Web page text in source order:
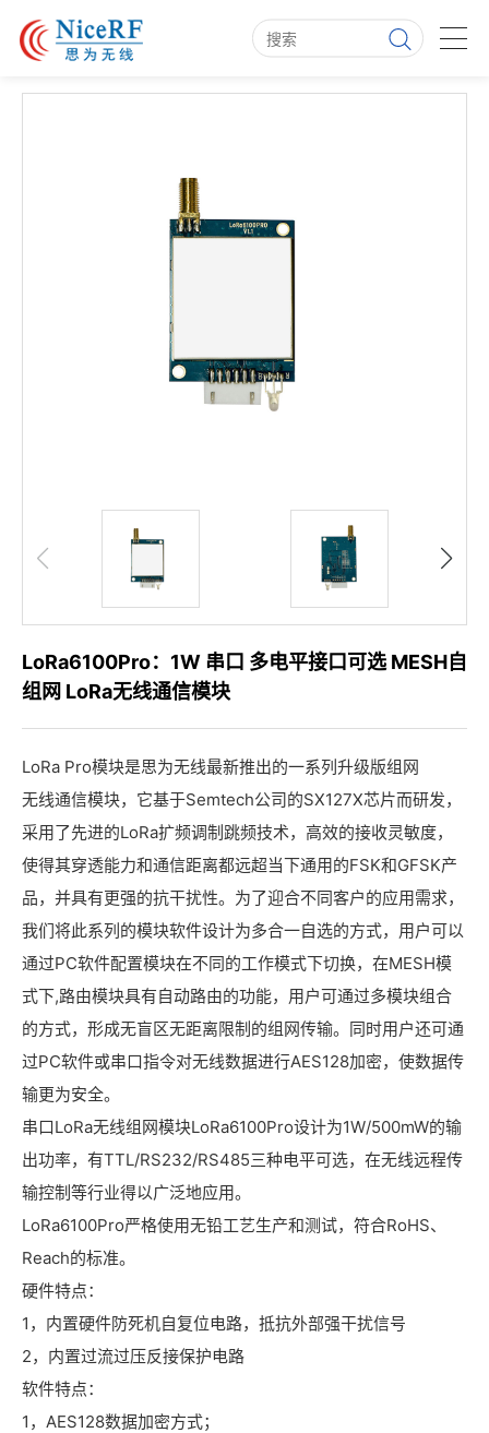
LoRa6100Pro：1W 串口 多电平接口可选 MESH自
组网 LoRa无线通信模块
LoRa Pro模块是思为无线最新推出的一系列升级版组网
无线通信模块，它基于Semtech公司的SX127X芯片而研发，
采用了先进的LoRa扩频调制跳频技术，高效的接收灵敏度，
使得其穿透能力和通信距离都远超当下通用的FSK和GFSK产
品，并具有更强的抗干扰性。为了迎合不同客户的应用需求，
我们将此系列的模块软件设计为多合一自选的方式，用户可以
通过PC软件配置模块在不同的工作模式下切换，在MESH模
式下,路由模块具有自动路由的功能，用户可通过多模块组合
的方式，形成无盲区无距离限制的组网传输。同时用户还可通
过PC软件或串口指令对无线数据进行AES128加密，使数据传
输更为安全。
串口LoRa无线组网模块LoRa6100Pro设计为1W/500mW的输
出功率，有TTL/RS232/RS485三种电平可选，在无线远程传
输控制等行业得以广泛地应用。
LoRa6100Pro严格使用无铅工艺生产和测试，符合RoHS、
Reach的标准。
硬件特点：
1，内置硬件防死机自复位电路，抵抗外部强干扰信号
2，内置过流过压反接保护电路
软件特点：
1，AES128数据加密方式；